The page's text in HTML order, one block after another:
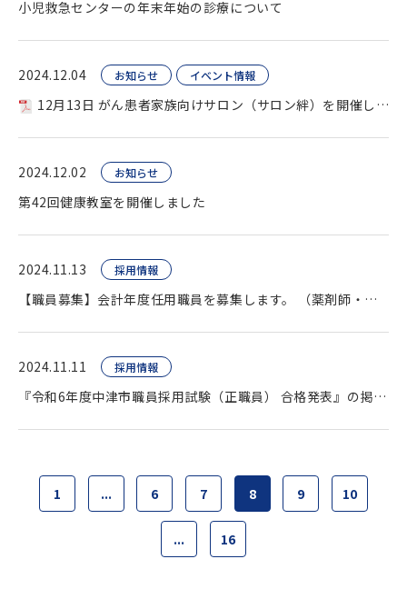
小児救急センターの年末年始の診療について
2024.12.04 お知らせ イベント情報
12月13日 がん患者家族向けサロン（サロン絆）を開催します
2024.12.02 お知らせ
第42回健康教室を開催しました
2024.11.13 採用情報
【職員募集】会計年度任用職員を募集します。 （薬剤師・臨床検査技師・看護師ほか）
2024.11.11 採用情報
『令和6年度中津市職員採用試験（正職員） 合格発表』の掲載をいたしました。
1 ... 6 7 8 9 10
... 16